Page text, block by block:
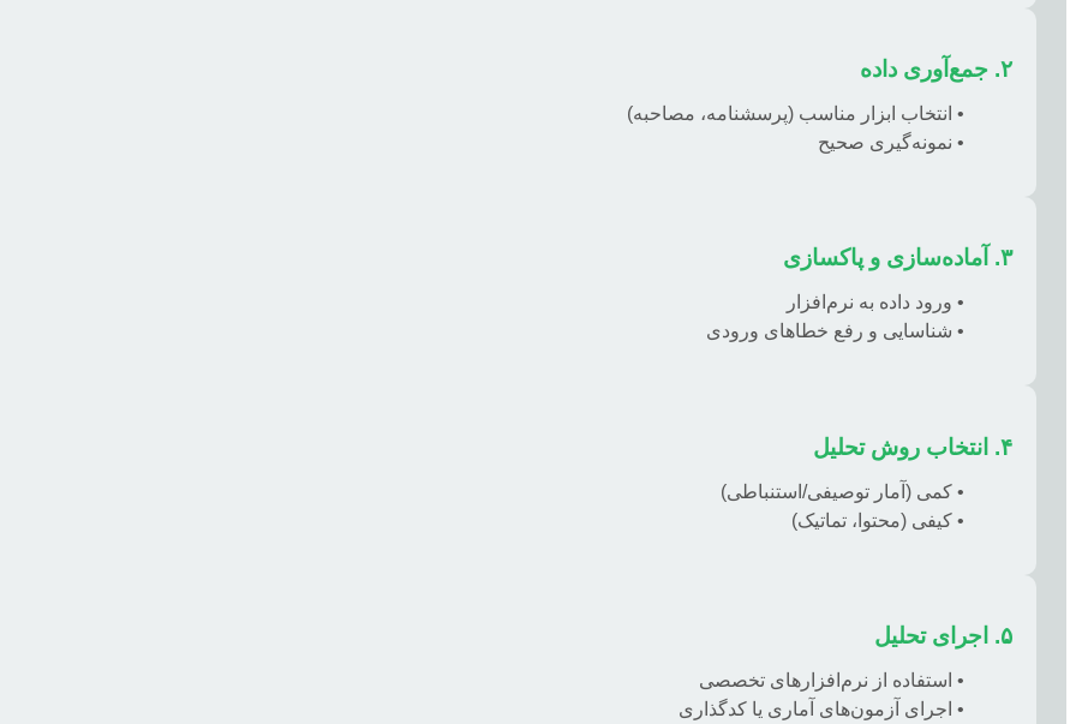
۲. جمع‌آوری داده
• انتخاب ابزار مناسب (پرسشنامه، مصاحبه)
• نمونه‌گیری صحیح
۳. آماده‌سازی و پاکسازی
• ورود داده به نرم‌افزار
• شناسایی و رفع خطاهای ورودی
۴. انتخاب روش تحلیل
• کمی (آمار توصیفی/استنباطی)
• کیفی (محتوا، تماتیک)
۵. اجرای تحلیل
• استفاده از نرم‌افزارهای تخصصی
• اجرای آزمون‌های آماری یا کدگذاری